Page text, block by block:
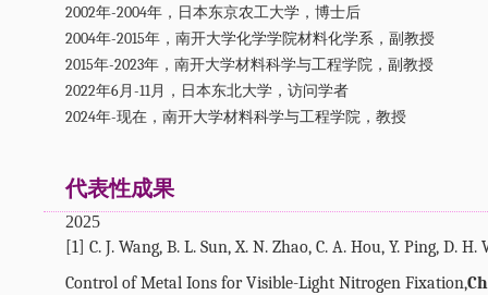
2002年-2004年，日本东京农工大学，博士后
2004年-2015年，南开大学化学学院材料化学系，副教授
2015年-2023年，南开大学材料科学与工程学院，副教授
2022年6月-11月，日本东北大学，访问学者
2024年-现在，南开大学材料科学与工程学院，教授
代表性成果
2025
[1] C. J. Wang, B. L. Sun, X. N. Zhao, C. A. Hou, Y. Ping, D. H.
Control of Metal Ions for Visible-Light Nitrogen Fixation,